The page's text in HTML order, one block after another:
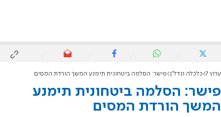
ערוץ 7 כלכלה ונדל"ן פישר: הסלמה ביטחונית תימנע המשך הורדת המסים
פישר: הסלמה ביטחונית תימנע
המשך הורדת המסים